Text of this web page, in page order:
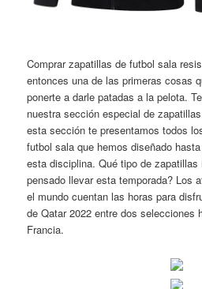
Comprar zapatillas de futbol sala
entonces una de las primeras cosas
ponerte a darle patadas a la pelota.
nuestra sección especial de
esta sección te presentamos todos
futbol sala que hemos diseñado
esta disciplina. Qué tipo de
pensado llevar esta temporada? Los
el mundo cuentan las horas para
de Qatar 2022 entre dos selecciones
Francia.